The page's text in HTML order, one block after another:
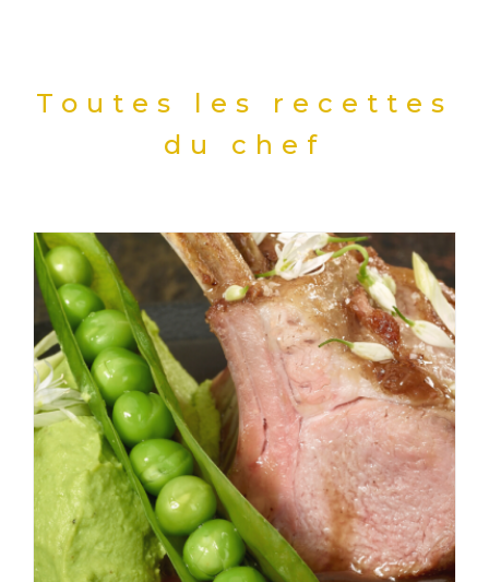
Toutes les recettes
du chef